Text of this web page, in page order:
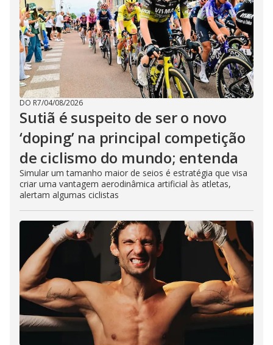
DO R7/04/08/2026
Sutiã é suspeito de ser o novo
‘doping’ na principal competição
de ciclismo do mundo; entenda
Simular um tamanho maior de seios é estratégia que visa
criar uma vantagem aerodinâmica artificial às atletas,
alertam algumas ciclistas